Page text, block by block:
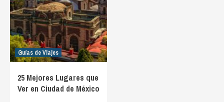
Guías de Viajes
25 Mejores Lugares que
Ver en Ciudad de México